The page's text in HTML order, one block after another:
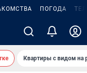
ПОГОДА
Квартиры с видом на